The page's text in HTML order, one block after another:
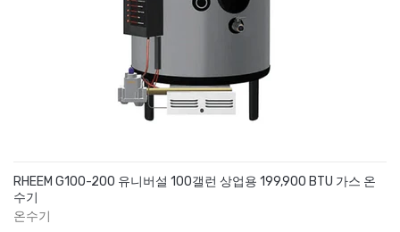
RHEEM G100-200 유니버설 100갤런 상업용 199,900 BTU 가스 온
수기
온수기